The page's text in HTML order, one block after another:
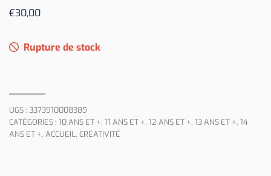
€30,00
Rupture de stock
UGS : 3373910008389
CATÉGORIES : 10 ANS ET +, 11 ANS ET +, 12 ANS ET +, 13 ANS ET +, 14
ANS ET +, ACCUEIL, CRÉATIVITÉ